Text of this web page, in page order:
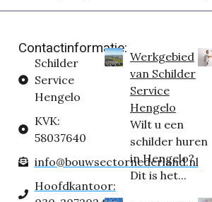
Contactinformatie:
Schilder
Service
Hengelo
KVK:
58037640
info@bouwsectornederland.nl
Hoofdkantoor:
Werkgebied
van Schilder
Service
Hengelo
Wilt u een
schilder huren
in Hengelo?
Dit is het...